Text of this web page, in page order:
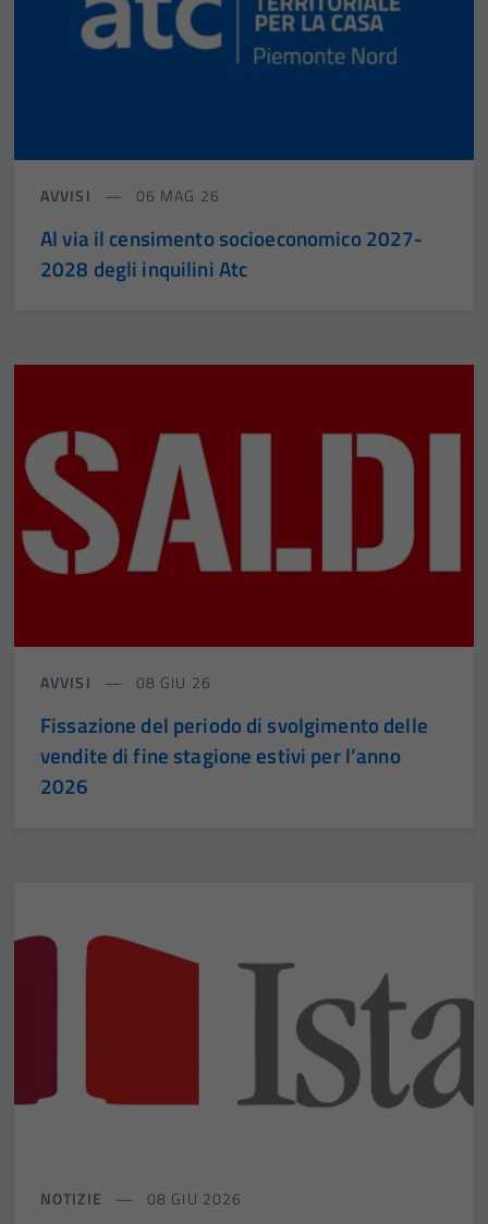
AVVISI 06 MAG 26
Al via il censimento socioeconomico 2027-
2028 degli inquilini Atc
AVVISI 08 GIU 26
Fissazione del periodo di svolgimento delle
vendite di fine stagione estivi per l’anno
2026
NOTIZIE 08 GIU 2026